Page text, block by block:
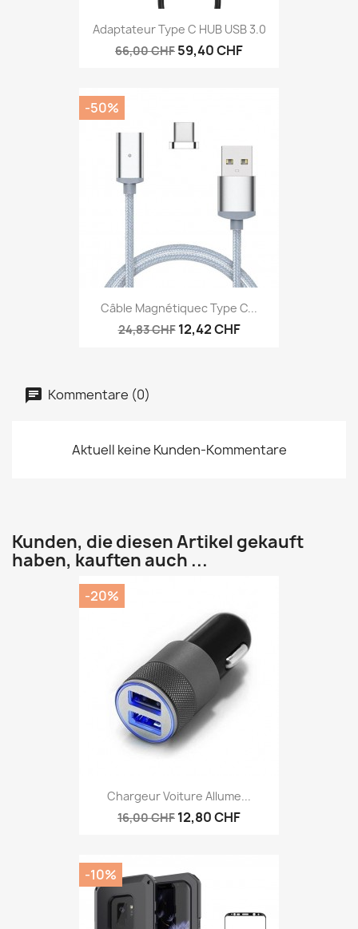
Adaptateur Type C HUB USB 3.0
66,00 CHF 59,40 CHF
Câble Magnétiquec Type C...
24,83 CHF 12,42 CHF
-50%
Kommentare (0)
Aktuell keine Kunden-Kommentare
Kunden, die diesen Artikel gekauft
haben, kauften auch ...
Chargeur Voiture Allume...
16,00 CHF 12,80 CHF
-20%
-10%